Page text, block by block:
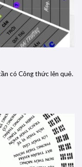
có Công thức lên quẻ.